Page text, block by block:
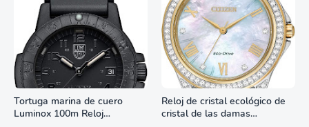
Tortuga marina de cuero
Luminox 100m Reloj
Reloj de cristal ecológico de
cristal de las damas